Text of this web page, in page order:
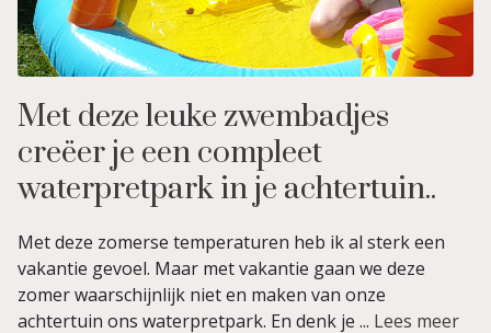
Met deze leuke zwembadjes
creëer je een compleet
waterpretpark in je achtertuin..
Met deze zomerse temperaturen heb ik al sterk een
vakantie gevoel. Maar met vakantie gaan we deze
zomer waarschijnlijk niet en maken van onze
achtertuin ons waterpretpark. En denk je ... Lees meer